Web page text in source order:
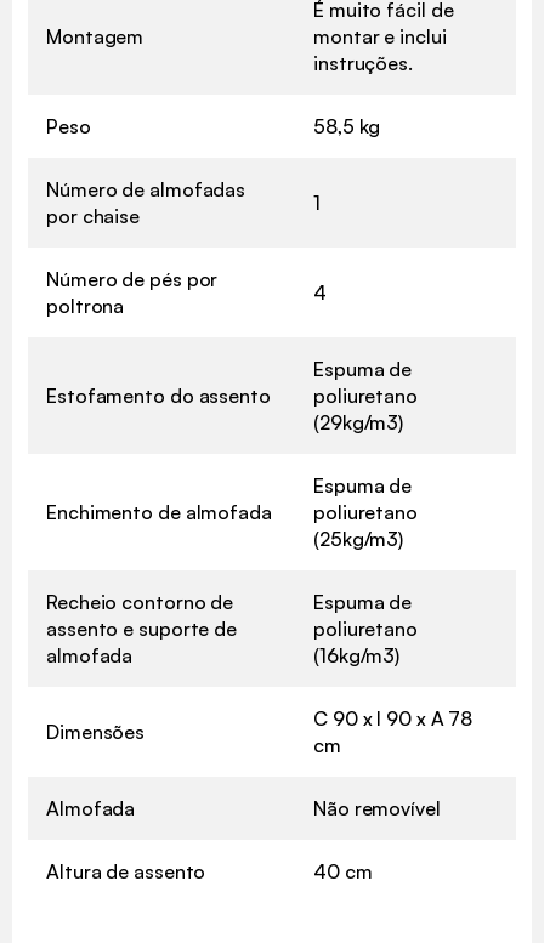
Montagem
É muito fácil de
montar e inclui
instruções.
Peso 58,5 kg
Número de almofadas
por chaise
1
Número de pés por
poltrona
4
Estofamento do assento
Espuma de
poliuretano
(29kg/m3)
Enchimento de almofada
Espuma de
poliuretano
(25kg/m3)
Recheio contorno de
assento e suporte de
almofada
Espuma de
poliuretano
(16kg/m3)
Dimensões
C 90 x l 90 x A 78
cm
Almofada Não removível
Altura de assento 40 cm